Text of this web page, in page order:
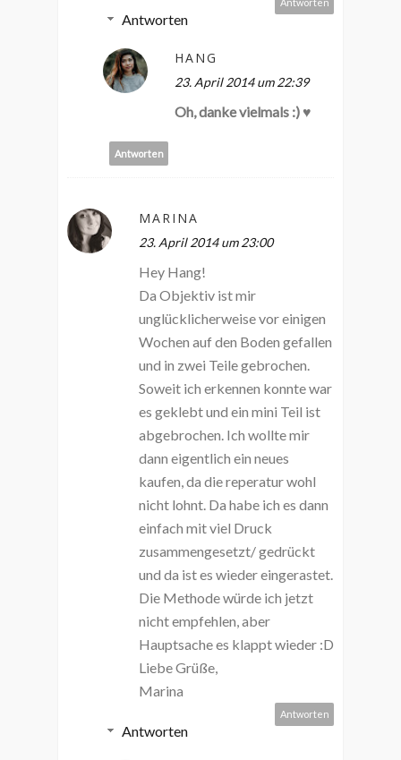
Antworten
Antworten
HANG
23. April 2014 um 22:39
Oh, danke vielmals :) ♥
Antworten
MARINA
23. April 2014 um 23:00
Hey Hang!
Da Objektiv ist mir
unglücklicherweise vor einigen
Wochen auf den Boden gefallen
und in zwei Teile gebrochen.
Soweit ich erkennen konnte war
es geklebt und ein mini Teil ist
abgebrochen. Ich wollte mir
dann eigentlich ein neues
kaufen, da die reperatur wohl
nicht lohnt. Da habe ich es dann
einfach mit viel Druck
zusammengesetzt/ gedrückt
und da ist es wieder eingerastet.
Die Methode würde ich jetzt
nicht empfehlen, aber
Hauptsache es klappt wieder :D
Liebe Grüße,
Marina
Antworten
Antworten